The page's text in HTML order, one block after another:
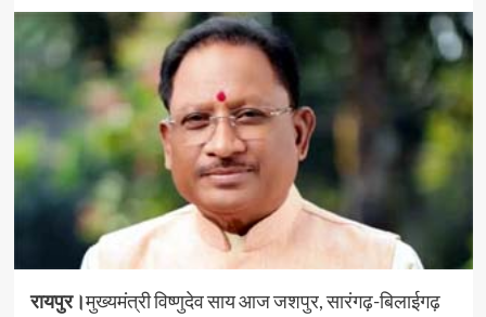
रायपुर।मुख्यमंत्री विष्णुदेव साय आज जशपुर, सारंगढ़-बिलाईगढ़